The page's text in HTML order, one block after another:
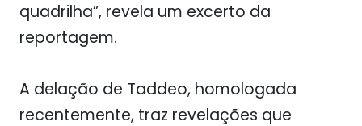
quadrilha”, revela um excerto da
reportagem.
A delação de Taddeo, homologada
recentemente, traz revelações que